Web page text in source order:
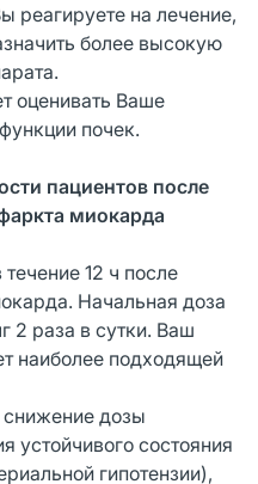
реагируете на лечение,
более высокую
оценивать Ваше
почек.
пациентов после
миокарда
12 ч после
Начальная доза
2 раза в сутки. Ваш
наиболее подходящей
дозы
устойчивого состояния
гипотензии),